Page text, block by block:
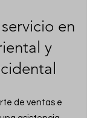
en
y
de ventas e